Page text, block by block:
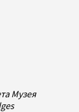
Музея